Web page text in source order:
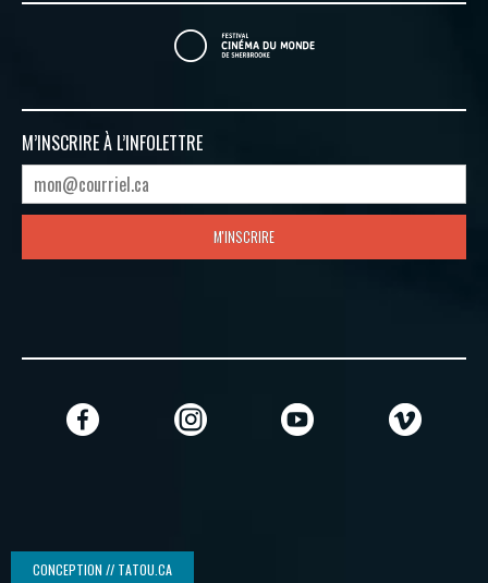
M’INSCRIRE À L’INFOLETTRE
M'INSCRIRE
CONCEPTION // TATOU.CA